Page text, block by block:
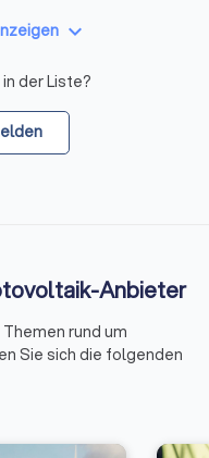
keyboard_arrow_down
der Liste?
Anbieter
rund um
Sie sich die folgenden